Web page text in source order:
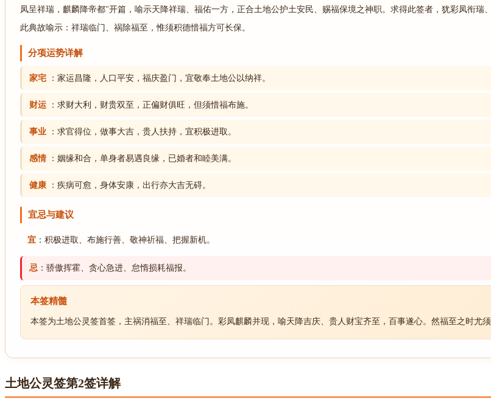
凤呈祥瑞，麒麟降帝都"开篇，喻示天降祥瑞、福佑一方，正合土地公护土安民、赐福保境之神职。求得此签者，犹彩凤衔瑞
此典故喻示：祥瑞临门、祸除福至，惟须积德惜福方可长保。
分项运势详解
家宅 ：家运昌隆，人口平安，福庆盈门，宜敬奉土地公以纳祥。
财运 ：求财大利，财贵双至，正偏财俱旺，但须惜福布施。
事业 ：求官得位，做事大吉，贵人扶持，宜积极进取。
感情 ：姻缘和合，单身者易遇良缘，已婚者和睦美满。
健康 ：疾病可愈，身体安康，出行亦大吉无碍。
宜忌与建议
宜 ：积极进取、布施行善、敬神祈福、把握新机。
忌 ：骄傲挥霍、贪心急进、怠惰损耗福报。
本签精髓
本签为土地公灵签首签，主祸消福至、祥瑞临门。彩凤麒麟并现，喻天降吉庆、贵人财宝齐至，百事遂心。然福至之时尤
土地公灵签第2签详解